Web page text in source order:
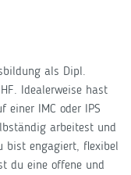
als Dipl.
Idealerweise hast
einer IMC oder IPS
arbeitest und
bist engagiert, flexibel
du eine offene und